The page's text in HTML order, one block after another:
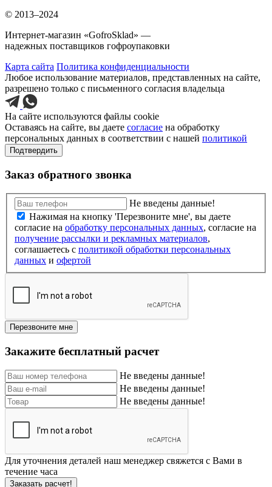
© 2013–2024
Интернет-магазин «GofroSklad» —
надежных поставщиков гофроупаковки
Карта сайта Политика конфиденциальности
Любое использование материалов, представленных на сайте,
разрешено только с письменного согласия владельца
На сайте используются файлы cookie
Оставаясь на сайте, вы даете согласие на обработку
персональных данных в соответствии с нашей политикой
Подтвердить
Заказ обратного звонка
Не введены данные!
Нажимая на кнопку 'Перезвоните мне', вы даете
согласие на обработку персональных данных, согласие на
получение рассылки и рекламных материалов,
соглашаетесь c политикой обработки персональных
данных и офертой
Перезвоните мне
Закажите бесплатный расчет
Не введены данные!
Не введены данные!
Не введены данные!
Для уточнения деталей наш менеджер свяжется с Вами в
течение часа
Заказать расчет!